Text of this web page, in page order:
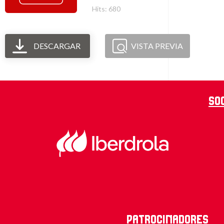
Hits: 680
DESCARGAR VISTA PREVIA
Patrocinadores